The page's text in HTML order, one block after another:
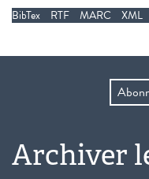
BibTex RTF MARC XML
Archiver